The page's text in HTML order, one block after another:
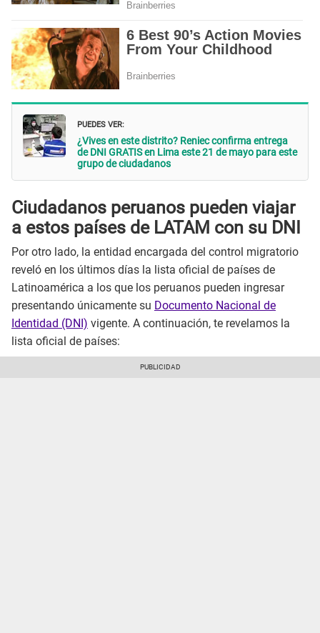
PUEDES VER:
¿Vives en este distrito? Reniec confirma entrega
de DNI GRATIS en Lima este 21 de mayo para este
grupo de ciudadanos
Ciudadanos peruanos pueden viajar
a estos países de LATAM con su DNI
Por otro lado, la entidad encargada del control migratorio
reveló en los últimos días la lista oficial de países de
Latinoamérica a los que los peruanos pueden ingresar
presentando únicamente su Documento Nacional de
Identidad (DNI) vigente. A continuación, te revelamos la
lista oficial de países: